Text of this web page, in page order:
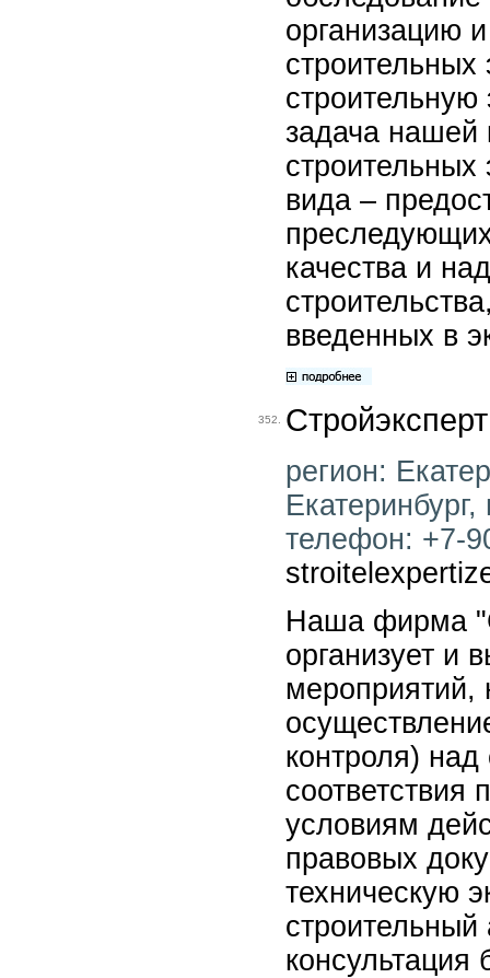
организацию
строительных
строительную
задача нашей
строительных
вида –
качества и
введенных в
352.
регион:
телефон: +7-
Наша фирма
организует и
мероприятий,
контроля)
соответствия
условиям
правовых
техническую
строительный
консультация